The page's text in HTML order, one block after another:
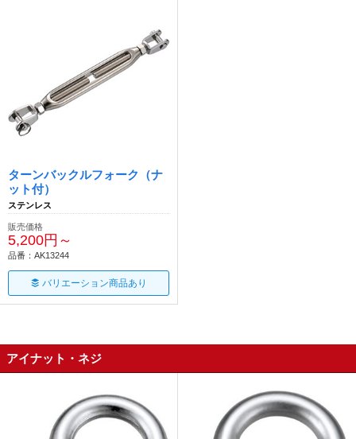
ターンバックルフォーク（ナ
ット付）
ステンレス
販売価格
5,200円～
品番：AK13244
バリエーション商品あり
アイナット・ネジ